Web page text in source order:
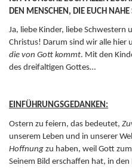
DEN MENSCHEN, DIE EUCH NAHE
Ja, liebe Kinder, liebe
Christus! Darum sind wir alle hier
die von Gott kommt. Mit den
des dreifaltigen Gottes…
EINFÜHRUNGSGEDANKEN:
Ostern zu feiern, das bedeutet,
unserem Leben und in unserer
Hoffnung zu haben, weil Gott
Seinem Bild erschaffen hat, in